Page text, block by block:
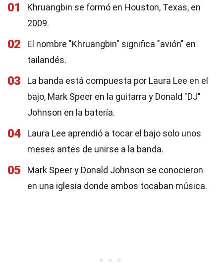
01
Khruangbin se formó en Houston, Texas, en
2009.
02
El nombre "Khruangbin" significa "avión" en
tailandés.
03
La banda está compuesta por Laura Lee en el
bajo, Mark Speer en la guitarra y Donald "DJ"
Johnson en la batería.
04
Laura Lee aprendió a tocar el bajo solo unos
meses antes de unirse a la banda.
05
Mark Speer y Donald Johnson se conocieron
en una iglesia donde ambos tocaban música.